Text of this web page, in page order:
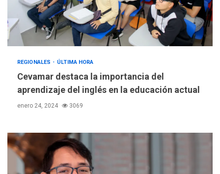
REGIONALES ÚLTIMA HORA
Cevamar destaca la importancia del
aprendizaje del inglés en la educación actual
enero 24, 2024 3069